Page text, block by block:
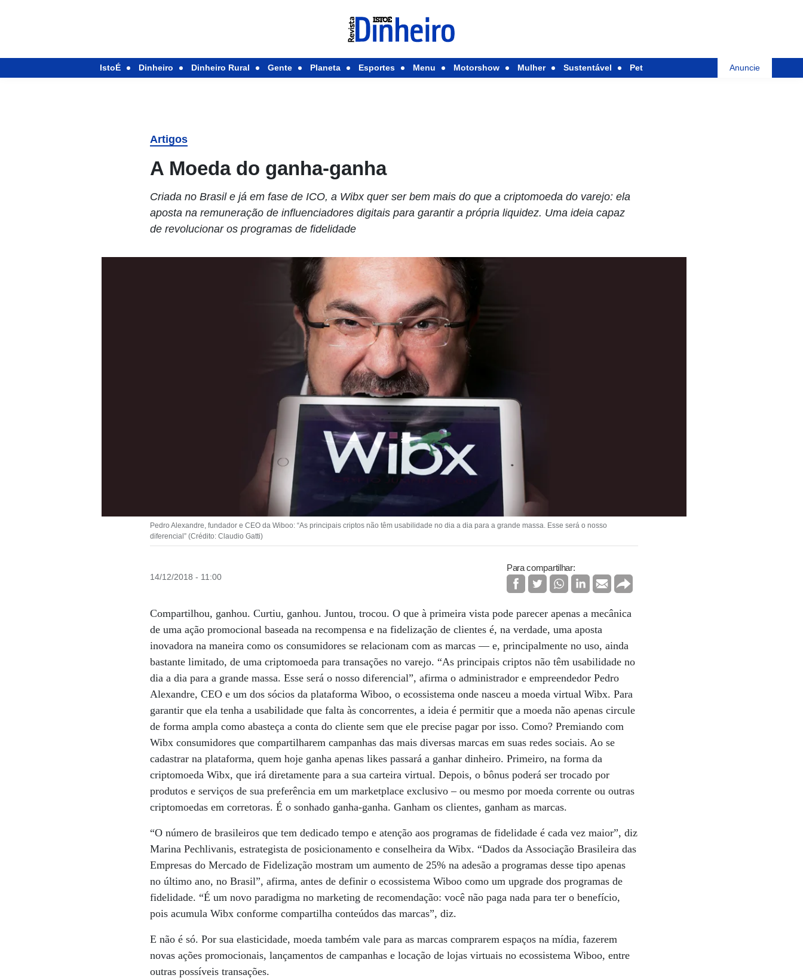
IstoÉ Dinheiro Dinheiro Rural Gente Planeta Esportes Menu Motorshow Mulher Sustentável Pet Anuncie
Artigos
A Moeda do ganha-ganha
Criada no Brasil e já em fase de ICO, a Wibx quer ser bem mais do que a criptomoeda do varejo: ela
aposta na remuneração de influenciadores digitais para garantir a própria liquidez. Uma ideia capaz
de revolucionar os programas de fidelidade
Pedro Alexandre, fundador e CEO da Wiboo: “As principais criptos não têm usabilidade no dia a dia para a grande massa. Esse será o nosso
diferencial” (Crédito: Claudio Gatti)
14/12/2018 - 11:00
Para compartilhar:
Compartilhou, ganhou. Curtiu, ganhou. Juntou, trocou. O que à primeira vista pode parecer apenas a mecânica
de uma ação promocional baseada na recompensa e na fidelização de clientes é, na verdade, uma aposta
inovadora na maneira como os consumidores se relacionam com as marcas — e, principalmente no uso, ainda
bastante limitado, de uma criptomoeda para transações no varejo. “As principais criptos não têm usabilidade no
dia a dia para a grande massa. Esse será o nosso diferencial”, afirma o administrador e empreendedor Pedro
Alexandre, CEO e um dos sócios da plataforma Wiboo, o ecossistema onde nasceu a moeda virtual Wibx. Para
garantir que ela tenha a usabilidade que falta às concorrentes, a ideia é permitir que a moeda não apenas circule
de forma ampla como abasteça a conta do cliente sem que ele precise pagar por isso. Como? Premiando com
Wibx consumidores que compartilharem campanhas das mais diversas marcas em suas redes sociais. Ao se
cadastrar na plataforma, quem hoje ganha apenas likes passará a ganhar dinheiro. Primeiro, na forma da
criptomoeda Wibx, que irá diretamente para a sua carteira virtual. Depois, o bônus poderá ser trocado por
produtos e serviços de sua preferência em um marketplace exclusivo – ou mesmo por moeda corrente ou outras
criptomoedas em corretoras. É o sonhado ganha-ganha. Ganham os clientes, ganham as marcas.
“O número de brasileiros que tem dedicado tempo e atenção aos programas de fidelidade é cada vez maior”, diz
Marina Pechlivanis, estrategista de posicionamento e conselheira da Wibx. “Dados da Associação Brasileira das
Empresas do Mercado de Fidelização mostram um aumento de 25% na adesão a programas desse tipo apenas
no último ano, no Brasil”, afirma, antes de definir o ecossistema Wiboo como um upgrade dos programas de
fidelidade. “É um novo paradigma no marketing de recomendação: você não paga nada para ter o benefício,
pois acumula Wibx conforme compartilha conteúdos das marcas”, diz.
E não é só. Por sua elasticidade, moeda também vale para as marcas comprarem espaços na mídia, fazerem
novas ações promocionais, lançamentos de campanhas e locação de lojas virtuais no ecossistema Wiboo, entre
outras possíveis transações.